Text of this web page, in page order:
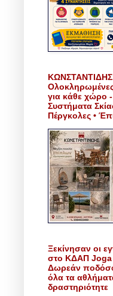
για κάθε χώρο -
Συστήματα
Πέργκολες •
Ξεκίνησαν οι
στο ΚΔΑΠ
Δωρεάν
όλα τα
δραστηριότητε